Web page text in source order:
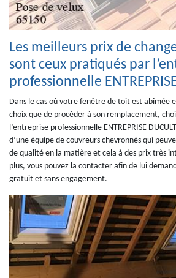
Les meilleurs prix de
sont ceux pratiqués par
professionnelle
Dans le cas où votre fenêtre de toit est abîmée
choix que de procéder à son remplacement,
l’entreprise professionnelle ENTREPRISE
d’une équipe de couvreurs chevronnés qui
de qualité en la matière et cela à des prix très
plus, vous pouvez la contacter afin de lui
gratuit et sans engagement.